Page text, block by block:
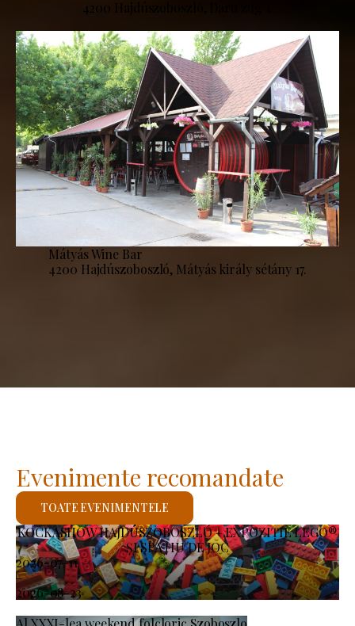
4200 Hajdúszoboszló, Daru zug 1.
Mátyás Wine Bar
4200 Hajdúszoboszló, Mátyás király sétány 17.
KOCKASHOW HAJDÚSZOBOSZLÓ – EXPOZIȚIE LEGO®
ȘI SPAȚIU DE JOC
2026-07-11
-
2026-08-23
Evenimente recomandate
TOATE EVENIMENTELE